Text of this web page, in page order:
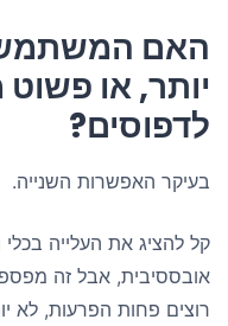
האם
יותר, או פשוט
לדפוסים?
בעיקר האפשרות השנייה.
קל להציג את העלייה
אובססיבית, אבל זה מפספס